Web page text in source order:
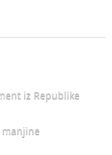
iz Republike